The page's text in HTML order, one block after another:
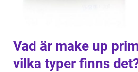
Vad är make up
vilka typer finns